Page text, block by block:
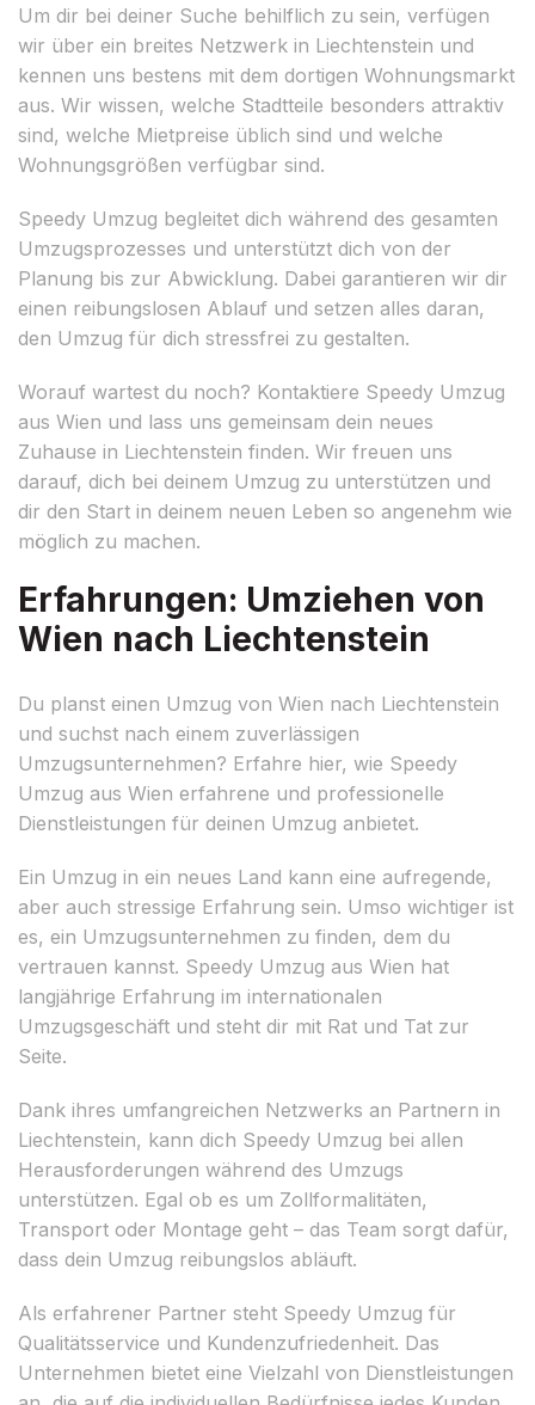
Um dir bei deiner Suche behilflich zu sein, verfügen
wir über ein breites Netzwerk in Liechtenstein und
kennen uns bestens mit dem dortigen Wohnungsmarkt
aus. Wir wissen, welche Stadtteile besonders attraktiv
sind, welche Mietpreise üblich sind und welche
Wohnungsgrößen verfügbar sind.
Speedy Umzug begleitet dich während des gesamten
Umzugsprozesses und unterstützt dich von der
Planung bis zur Abwicklung. Dabei garantieren wir dir
einen reibungslosen Ablauf und setzen alles daran,
den Umzug für dich stressfrei zu gestalten.
Worauf wartest du noch? Kontaktiere Speedy Umzug
aus Wien und lass uns gemeinsam dein neues
Zuhause in Liechtenstein finden. Wir freuen uns
darauf, dich bei deinem Umzug zu unterstützen und
dir den Start in deinem neuen Leben so angenehm wie
möglich zu machen.
Erfahrungen: Umziehen von
Wien nach Liechtenstein
Du planst einen Umzug von Wien nach Liechtenstein
und suchst nach einem zuverlässigen
Umzugsunternehmen? Erfahre hier, wie Speedy
Umzug aus Wien erfahrene und professionelle
Dienstleistungen für deinen Umzug anbietet.
Ein Umzug in ein neues Land kann eine aufregende,
aber auch stressige Erfahrung sein. Umso wichtiger ist
es, ein Umzugsunternehmen zu finden, dem du
vertrauen kannst. Speedy Umzug aus Wien hat
langjährige Erfahrung im internationalen
Umzugsgeschäft und steht dir mit Rat und Tat zur
Seite.
Dank ihres umfangreichen Netzwerks an Partnern in
Liechtenstein, kann dich Speedy Umzug bei allen
Herausforderungen während des Umzugs
unterstützen. Egal ob es um Zollformalitäten,
Transport oder Montage geht – das Team sorgt dafür,
dass dein Umzug reibungslos abläuft.
Als erfahrener Partner steht Speedy Umzug für
Qualitätsservice und Kundenzufriedenheit. Das
Unternehmen bietet eine Vielzahl von Dienstleistungen